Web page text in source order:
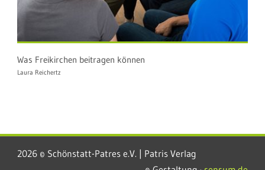
Was Freikirchen beitragen können
Laura Reichertz
2026 © Schönstatt-Patres e.V. | Patris Verlag